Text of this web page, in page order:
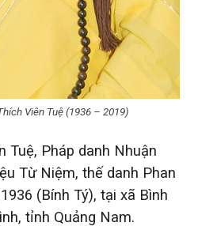
Viên Tuệ (1936 – 2019)
Tuệ, Pháp danh Nhuận
Từ Niệm, thế danh Phan
(Bính Tý), tại xã Bình
tỉnh Quảng Nam.